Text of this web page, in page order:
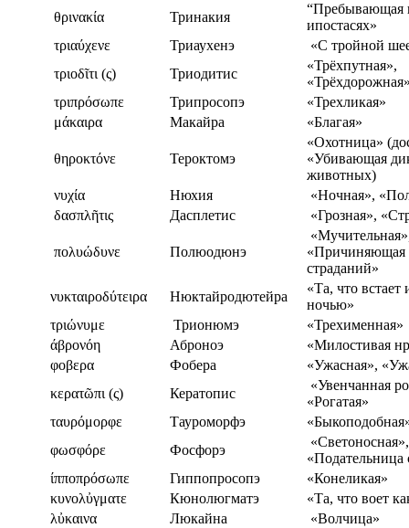
θρινακία
Тринакия
“Пребывающая
ипостасях»
τριαύχενε
Триаухенэ
«С тройной
τριοδῖτι (ς)
Триодитис
«Трёхпутная»,
τριπρόσωπε
Трипросопэ
«Трехликая»
μάκαιρα
Макайра «Благая»
θηροκτόνε Тероктомэ
«Охотница»
«Убивающая
животных)
νυχία
Нюхия
«Ночная»,
δασπλῆτις
Дасплетис «Грозная»,
πολυώδυνε Полюодюнэ
«Причиняющая
страданий»
νυκταιροδύτειρα
Нюктайродютейра
«Та, что встает
ночью»
τριώνυμε
Трионюмэ
«Трехименная»
άβρονόη
Аброноэ
«Милостивая
φοβερα
Фобера
«Ужасная»,
κερατῶπι (ς)
Кератопис
«Увенчанная
«Рогатая»
ταυρόμορφε
Тауроморфэ
φωσφόρε
Фосфорэ
«Светоносная»,
«Подательница
ίπποπρόσωπε
Гиппопросопэ
«Конеликая»
κυνολὐγματε
Кюнолюгматэ
«Та, что воет
λὐκαινα
Люкайна
«Волчица»